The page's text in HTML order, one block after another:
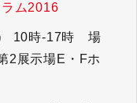
ム2016
10時-17時 場
2展示場E・Fホ